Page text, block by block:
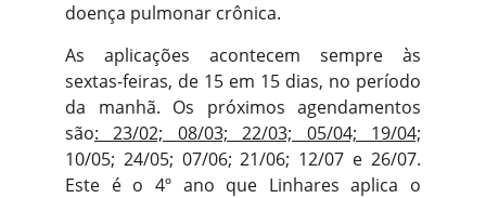
doença pulmonar crônica.
As aplicações acontecem sempre às
sextas-feiras, de 15 em 15 dias, no período
da manhã. Os próximos agendamentos
são: 23/02; 08/03; 22/03; 05/04; 19/04;
10/05; 24/05; 07/06; 21/06; 12/07 e 26/07.
Este é o 4º ano que Linhares aplica o